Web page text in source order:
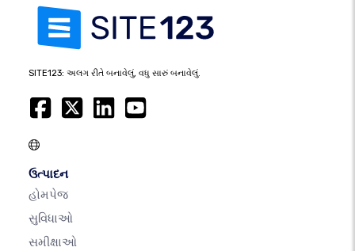
SITE123: અલગ રીતે બનાવેલું, વધુ સારું બનાવેલું.
ઉત્પાદન
હોમપેજ
સુવિધાઓ
સમીક્ષાઓ